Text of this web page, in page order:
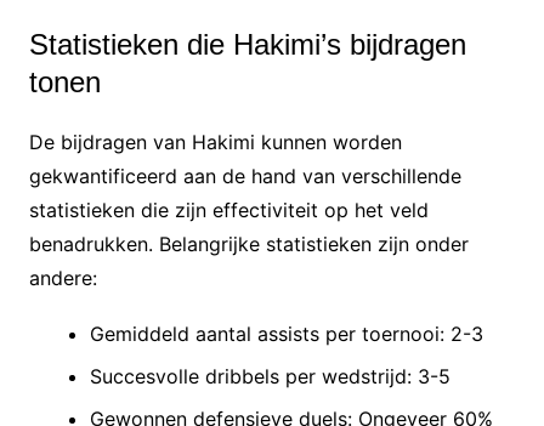
Statistieken die Hakimi’s bijdragen
tonen
De bijdragen van Hakimi kunnen worden
gekwantificeerd aan de hand van verschillende
statistieken die zijn effectiviteit op het veld
benadrukken. Belangrijke statistieken zijn onder
andere:
Gemiddeld aantal assists per toernooi: 2-3
Succesvolle dribbels per wedstrijd: 3-5
Gewonnen defensieve duels: Ongeveer 60%